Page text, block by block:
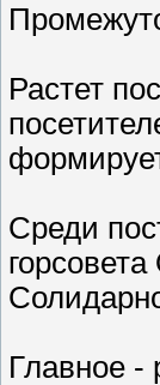
Растет
Среди
Главное -